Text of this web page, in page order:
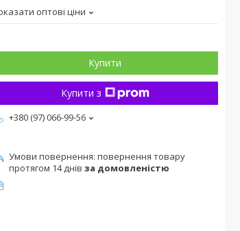
оптові ціни
Купити
Купити з
+380 (97) 066-99-56
повернення товару
протягом 14 днів за домовленістю